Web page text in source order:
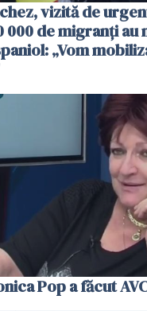
vizită de
000 de migranți au
„Vom
Pop a făcut